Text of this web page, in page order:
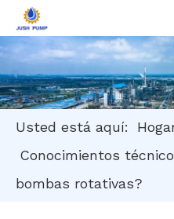
Usted está aquí:
Conocimientos
bombas rotativas?